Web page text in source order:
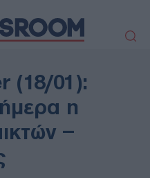
ΤΟΥΡΚΙΑ
ΕΛΛΑΔΑ
ΑΜΥΝΑ
ΚΥΠΡΟΣ
(18/01):
η
–